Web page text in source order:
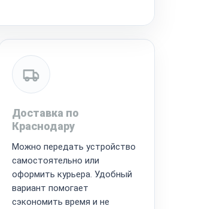
Доставка по
Краснодару
Можно передать устройство
самостоятельно или
оформить курьера. Удобный
вариант помогает
сэкономить время и не